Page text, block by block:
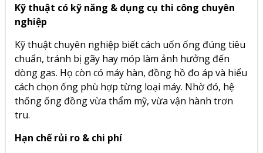
Kỹ thuật có kỹ năng & dụng cụ thi công chuyên
nghiệp
Kỹ thuật chuyên nghiệp biết cách uốn ống đúng tiêu
chuẩn, tránh bị gãy hay móp làm ảnh hưởng đến
dòng gas. Họ còn có máy hàn, đồng hồ đo áp và hiểu
cách chọn ống phù hợp từng loại máy. Nhờ đó, hệ
thống ống đồng vừa thẩm mỹ, vừa vận hành trơn
tru.
Hạn chế rủi ro & chi phí